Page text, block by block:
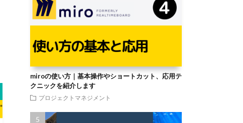
miroの使い方｜基本操作やショートカット、応用テ
クニックを紹介します
プロジェクトマネジメント